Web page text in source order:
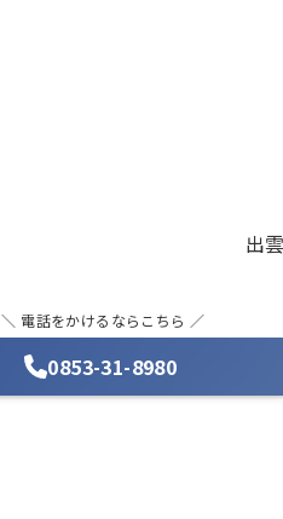
出
＼ 電話をかけるならこちら ／
0853-31-8980